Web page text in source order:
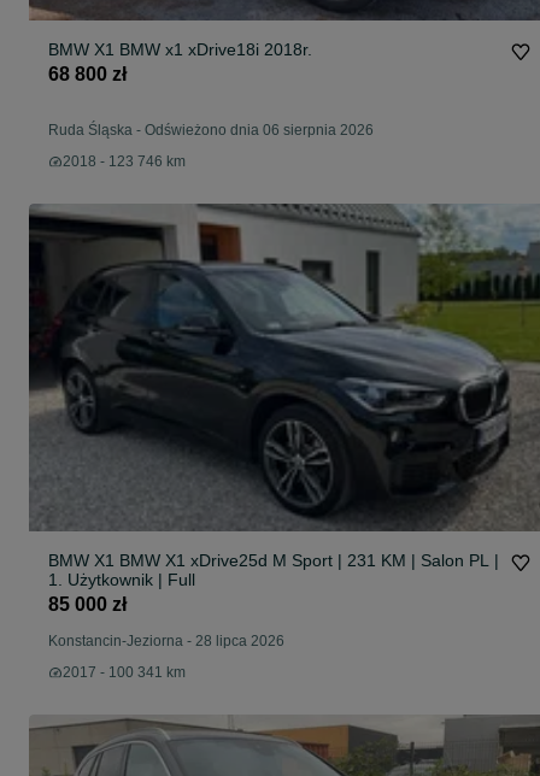
BMW X1 BMW x1 xDrive18i 2018r.
68 800 zł
Ruda Śląska - Odświeżono dnia 06 sierpnia 2026
2018 - 123 746 km
BMW X1 BMW X1 xDrive25d M Sport | 231 KM | Salon PL |
1. Użytkownik | Full
85 000 zł
Konstancin-Jeziorna - 28 lipca 2026
2017 - 100 341 km